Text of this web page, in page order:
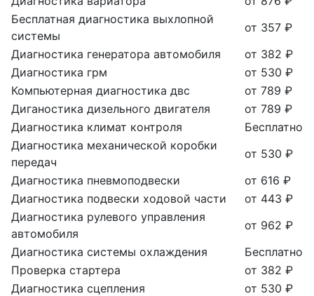
Бесплатная диагностика выхлопной
системы
от 357 ₽
Диагностика генератора автомобиля
от 382 ₽
Диагностика грм
от 530 ₽
Компьютерная диагностика двс
от 789 ₽
Диганостика дизельного двигателя
от 789 ₽
Диагностика климат контроля
Бесплатно
Диагностика механической коробки
передач
от 530 ₽
Диагностика пневмоподвески
от 616 ₽
Диагностика подвески ходовой части
от 443 ₽
Диагностика рулевого управления
автомобиля
от 962 ₽
Диагностика системы охлаждения
Бесплатно
Проверка стартера
от 382 ₽
Диагностика сцепления
от 530 ₽